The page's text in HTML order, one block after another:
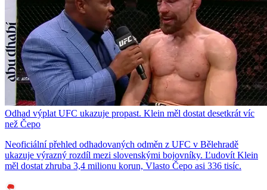
Odhad výplat UFC ukazuje propast. Klein měl dostat desetkrát víc
než Čepo
Neoficiální přehled odhadovaných odměn z UFC v Bělehradě
ukazuje výrazný rozdíl mezi slovenskými bojovníky. Ľudovít Klein
měl dostat zhruba 3,4 milionu korun, Vlasto Čepo asi 336 tisíc.